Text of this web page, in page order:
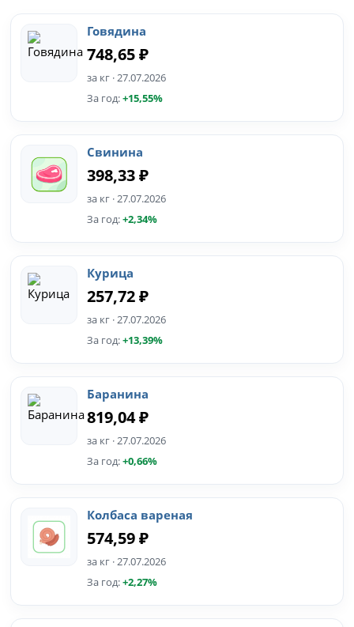
Говядина
748,65 ₽
за кг · 27.07.2026
За год:+15,55%
Свинина
398,33 ₽
за кг · 27.07.2026
За год:+2,34%
Курица
257,72 ₽
за кг · 27.07.2026
За год:+13,39%
Баранина
819,04 ₽
за кг · 27.07.2026
За год:+0,66%
Колбаса вареная
574,59 ₽
за кг · 27.07.2026
За год:+2,27%